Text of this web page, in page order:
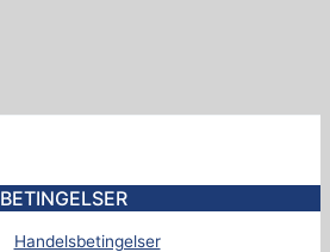
BETINGELSER
Handelsbetingelser